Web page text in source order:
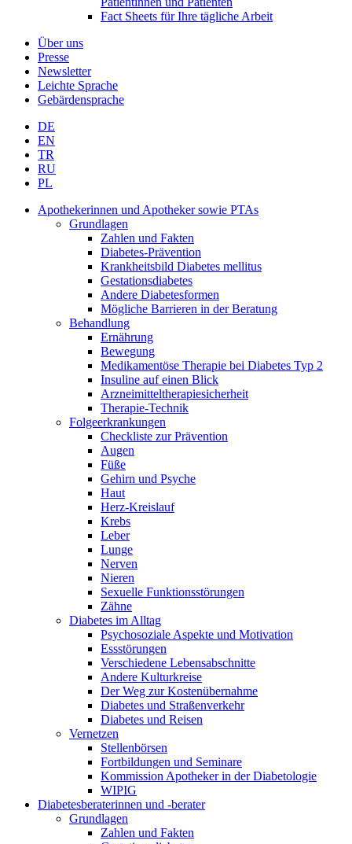
Fact Sheets für Ihre tägliche Arbeit
Über uns
Presse
Newsletter
Leichte Sprache
Gebärdensprache
DE
EN
TR
RU
PL
Apothekerinnen und Apotheker sowie PTAs
Grundlagen
Zahlen und Fakten
Diabetes-Prävention
Krankheitsbild Diabetes mellitus
Gestationsdiabetes
Andere Diabetesformen
Mögliche Barrieren in der Beratung
Behandlung
Ernährung
Bewegung
Medikamentöse Therapie bei Diabetes Typ 2
Insuline auf einen Blick
Arzneimitteltherapie­sicherheit
Therapie-Technik
Fol­ge­er­kran­kun­gen
Checkliste zur Prävention
Augen
Füße
Gehirn und Psyche
Haut
Herz-Kreislauf
Krebs
Leber
Lunge
Nerven
Nieren
Sexuelle Funktionsstörungen
Zähne
Diabetes im Alltag
Psychosoziale Aspekte und Motivation
Essstörungen
Verschiedene Lebensabschnitte
Andere Kulturkreise
Der Weg zur Kostenübernahme
Diabetes und Straßenverkehr
Diabetes und Reisen
Vernetzen
Stellenbörsen
Fortbildungen und Seminare
Kommission Apotheker in der Diabetologie
WIPIG
Diabetesberaterinnen und -berater
Grundlagen
Zahlen und Fakten